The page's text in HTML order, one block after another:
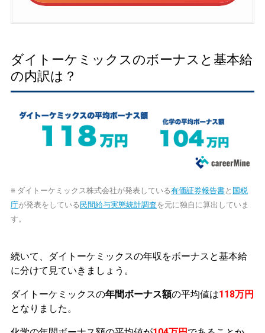
ダイトーケミックスのボーナスと基本給
の内訳は？
※ ダイトーケミックス株式会社が発表している有価証券報告書と 国税
庁が発表をしている 民間給与実態統計調査を元に独自に算出していま
す。
続いて、ダイトーケミックスの年収をボーナスと基本給
に分けて見ていきましょう。
ダイトーケミックスの年間ボーナス額の平均値は118万円
となりました。